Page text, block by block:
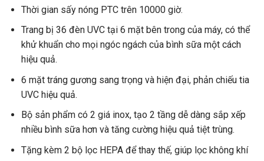
Thời gian sấy nóng PTC trên 10000 giờ.
Trang bị 36 đèn UVC tại 6 mặt bên trong của máy, có thể
khử khuẩn cho mọi ngóc ngách của bình sữa một cách
hiệu quả.
6 mặt tráng gương sang trọng và hiện đại, phản chiếu tia
UVC hiệu quả.
Bộ sản phẩm có 2 giá inox, tạo 2 tầng dễ dàng sắp xếp
nhiều bình sữa hơn và tăng cường hiệu quả tiệt trùng.
Tặng kèm 2 bộ lọc HEPA để thay thế, giúp lọc không khí